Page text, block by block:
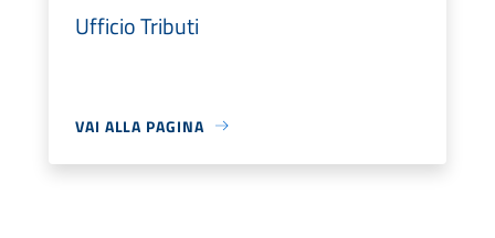
Ufficio Tributi
VAI ALLA PAGINA